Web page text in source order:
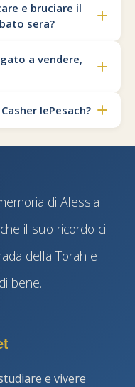
linke bruciare il
sera?
a vendere,
lePesach?
di Alessia
il suo ricordo ci
della Torah e
bene.
e vivere